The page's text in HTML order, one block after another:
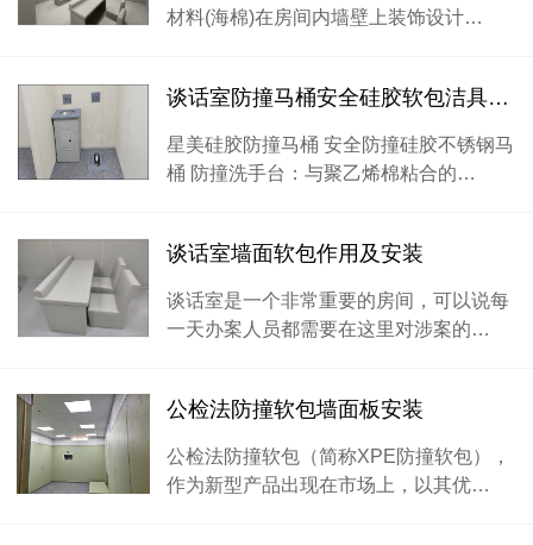
材料(海棉)在房间内墙壁上装饰设计…
谈话室防撞马桶安全硅胶软包洁具效果
星美硅胶防撞马桶 安全防撞硅胶不锈钢马
桶 防撞洗手台：与聚乙烯棉粘合的…
谈话室墙面软包作用及安装
谈话室是一个非常重要的房间，可以说每
一天办案人员都需要在这里对涉案的…
公检法防撞软包墙面板安装
公检法防撞软包（简称XPE防撞软包），
作为新型产品出现在市场上，以其优…